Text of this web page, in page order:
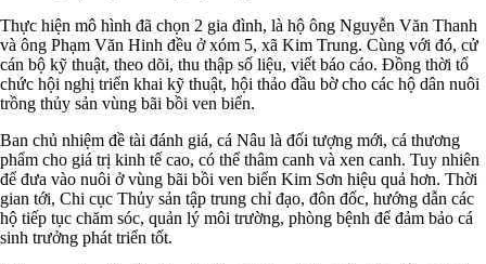
Thực hiện mô hình đã chọn 2 gia đình, là hộ ông Nguyễn Văn Thanh
và ông Phạm Văn Hinh đều ở xóm 5, xã Kim Trung. Cùng với đó, cử
cán bộ kỹ thuật, theo dõi, thu thập số liệu, viết báo cáo. Đồng thời tổ
chức hội nghị triển khai kỹ thuật, hội thảo đầu bờ cho các hộ dân nuôi
trồng thủy sản vùng bãi bồi ven biển.
Ban chủ nhiệm đề tài đánh giá, cá Nâu là đối tượng mới, cá thương
phẩm cho giá trị kinh tế cao, có thể thâm canh và xen canh. Tuy nhiên
để đưa vào nuôi ở vùng bãi bồi ven biển Kim Sơn hiệu quả hơn. Thời
gian tới, Chi cục Thủy sản tập trung chỉ đạo, đôn đốc, hướng dẫn các
hộ tiếp tục chăm sóc, quản lý môi trường, phòng bệnh để đảm bảo cá
sinh trưởng phát triển tốt.